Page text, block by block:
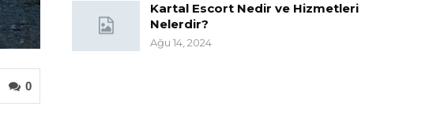
0
Kartal Escort Nedir ve Hizmetleri
Nelerdir?
Ağu 14, 2024